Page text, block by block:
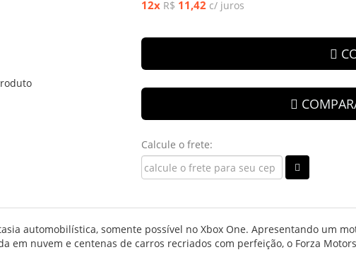
12x R$ 11,42 c/ juros
Calcule o frete:
automobilística, somente possível no Xbox One. Apresentando um
em nuvem e centenas de carros recriados com perfeição, o Forza